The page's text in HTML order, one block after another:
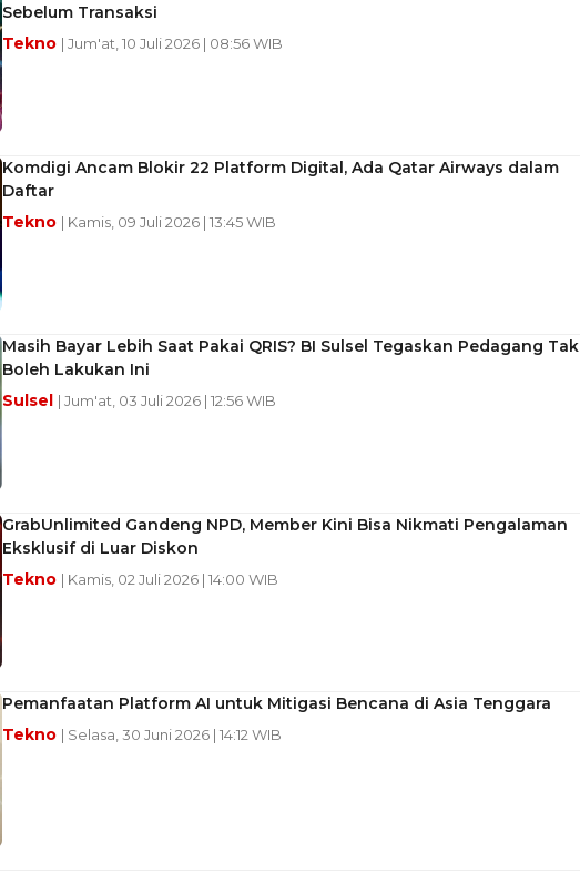
Sebelum Transaksi
Tekno | Jum'at, 10 Juli 2026 | 08:56 WIB
Komdigi Ancam Blokir 22 Platform Digital, Ada Qatar Airways dalam
Daftar
Tekno | Kamis, 09 Juli 2026 | 13:45 WIB
Masih Bayar Lebih Saat Pakai QRIS? BI Sulsel Tegaskan Pedagang Tak
Boleh Lakukan Ini
Sulsel | Jum'at, 03 Juli 2026 | 12:56 WIB
GrabUnlimited Gandeng NPD, Member Kini Bisa Nikmati Pengalaman
Eksklusif di Luar Diskon
Tekno | Kamis, 02 Juli 2026 | 14:00 WIB
Pemanfaatan Platform AI untuk Mitigasi Bencana di Asia Tenggara
Tekno | Selasa, 30 Juni 2026 | 14:12 WIB